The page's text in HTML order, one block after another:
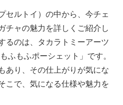
セルトイ）の中から、今チェ
チャの魅力を詳しくご紹介し
るのは、タカラトミーアーツ
ふもふポーシェット」です。
あり、その仕上がりが気にな
こで、気になる仕様や魅力を